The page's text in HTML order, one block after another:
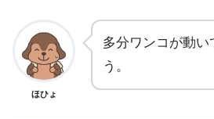
ほひょ
多分ワンコが動い
う。